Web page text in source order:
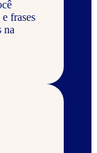
frases
na